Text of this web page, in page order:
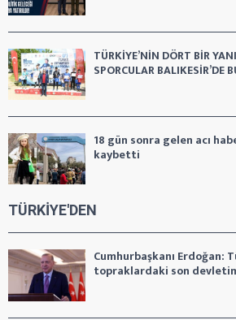
TÜRKİYE’NİN DÖRT BİR
SPORCULAR BALIKESİR’DE
18 gün sonra gelen acı
kaybetti
TÜRKİYE'DEN
Cumhurbaşkanı Erdoğan:
topraklardaki son